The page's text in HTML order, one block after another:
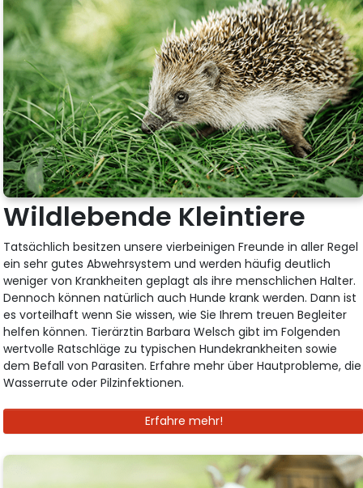
Wildlebende Kleintiere
Tatsächlich besitzen unsere vierbeinigen Freunde in aller Regel
ein sehr gutes Abwehrsystem und werden häufig deutlich
weniger von Krankheiten geplagt als ihre menschlichen Halter.
Dennoch können natürlich auch Hunde krank werden. Dann ist
es vorteilhaft wenn Sie wissen, wie Sie Ihrem treuen Begleiter
helfen können. Tierärztin Barbara Welsch gibt im Folgenden
wertvolle Ratschläge zu typischen Hundekrankheiten sowie
dem Befall von Parasiten. Erfahre mehr über Hautprobleme, die
Wasserrute oder Pilzinfektionen.
Erfahre mehr!